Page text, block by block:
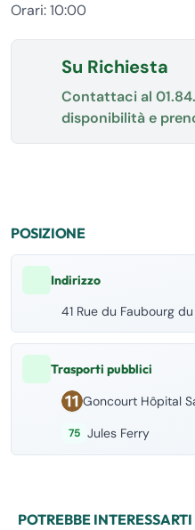
Orari: 10:00
Su Richiesta
Contattaci al
disponibilità e
POSIZIONE
Indirizzo
41 Rue du Faubourg
Trasporti pubblici
Goncourt Hôpital
75 Jules Ferry
POTREBBE